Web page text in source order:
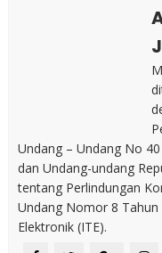
Undang – Undang No
dan Undang-undang
tentang Perlindungan
Undang Nomor 8
Elektronik (ITE).